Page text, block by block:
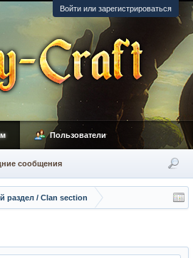
Войти или зарегистрироваться
раздел / Сlan section
сообщения
Пользователи